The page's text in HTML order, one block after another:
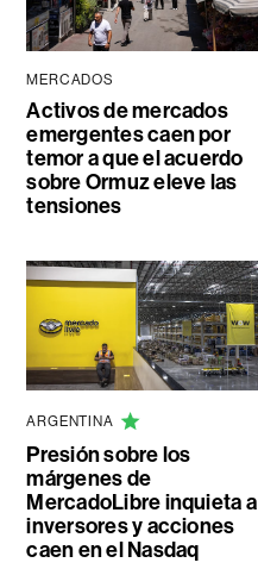
MERCADOS
Activos de mercados
emergentes caen por
temor a que el acuerdo
sobre Ormuz eleve las
tensiones
ARGENTINA
Presión sobre los
márgenes de
MercadoLibre inquieta a
inversores y acciones
caen en el Nasdaq